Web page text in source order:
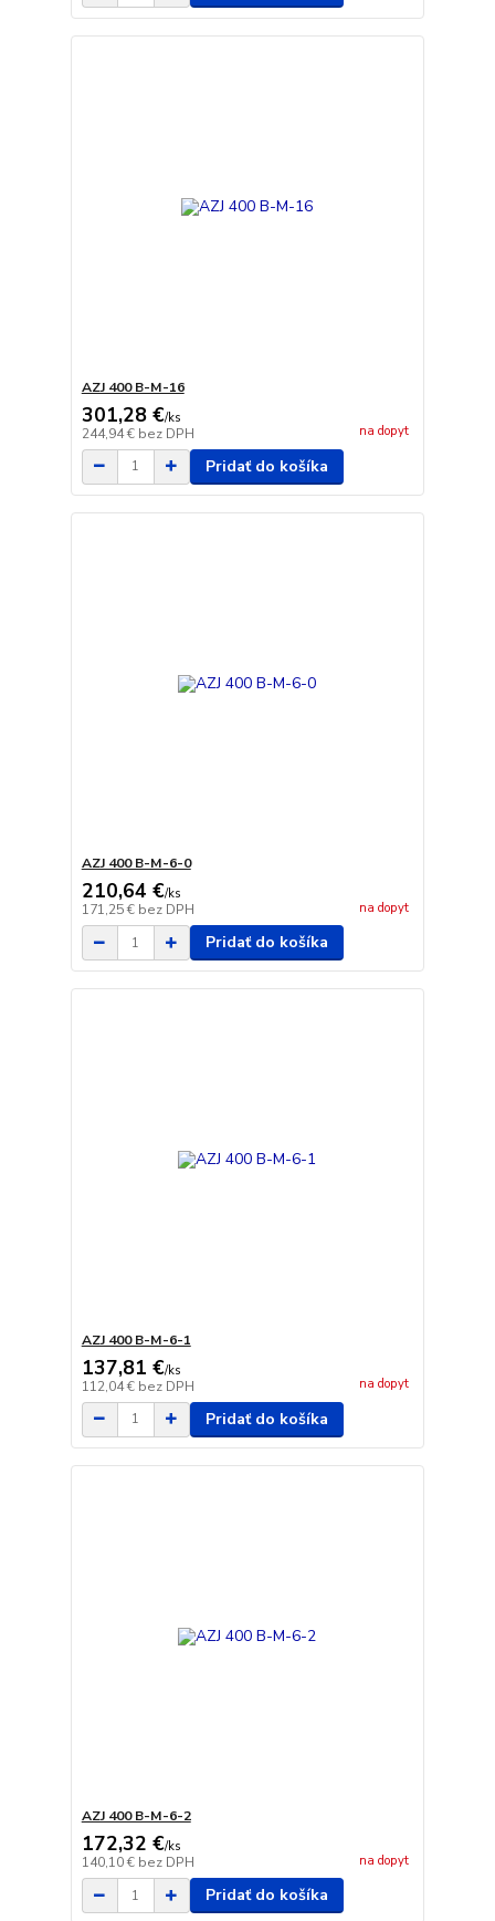
AZJ 400 B-M-16
301,28 €/ks
244,94 € bez DPH na dopyt
Pridať do košíka
AZJ 400 B-M-6-0
210,64 €/ks
171,25 € bez DPH na dopyt
Pridať do košíka
AZJ 400 B-M-6-1
137,81 €/ks
112,04 € bez DPH na dopyt
Pridať do košíka
AZJ 400 B-M-6-2
172,32 €/ks
140,10 € bez DPH na dopyt
Pridať do košíka